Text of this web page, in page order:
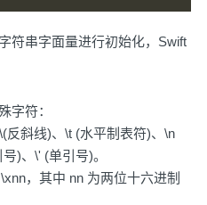
符串字面量进行初始化，Swift
字符：
反斜线)、\t (水平制表符)、\n
)、\' (单引号)。
，其中 nn 为两位十六进制